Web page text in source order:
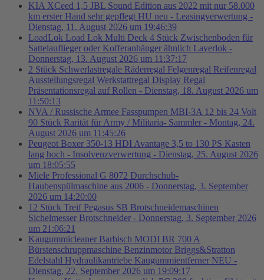
KIA XCeed 1,5 JBL Sound Edition aus 2022 mit nur 58.000
km erster Hand sehr gepflegt HU neu - Leasingverwertung -
Dienstag, 11. August 2026 um 19:46:39
LoadLok Load Lok Multi Deck 4 Stück Zwischenboden für
Sattelauflieger oder Kofferanhänger ähnlich Layerlok -
Donnerstag, 13. August 2026 um 11:37:17
2 Stück Schwerlastregale Räderregal Felgenregal Reifenregal
Ausstellungsregal Werkstattregal Display Regal
Präsentationsregal auf Rollen - Dienstag, 18. August 2026 um
11:50:13
NVA / Russische Armee Fasspumpen MBI-3A 12 bis 24 Volt
90 Stück Rarität für Army / Militaria- Sammler - Montag, 24.
August 2026 um 11:45:26
Peugeot Boxer 350-13 HDI Avantage 3,5 to 130 PS Kasten
lang hoch - Insolvenzverwertung - Dienstag, 25. August 2026
um 18:05:55
Miele Professional G 8072 Durchschub-
Haubenspülmaschine aus 2006 - Donnerstag, 3. September
2026 um 14:20:00
12 Stück Treif Pegasus SB Brotschneidemaschinen
Sichelmesser Brotschneider - Donnerstag, 3. September 2026
um 21:06:21
Kaugummicleaner Barbisch MODI BR 700 A
Bürstenschruppmaschine Benzinmotor Briggs&Stratton
Edelstahl Hydraulikantriebe Kaugummientferner NEU -
Dienstag, 22. September 2026 um 19:09:17